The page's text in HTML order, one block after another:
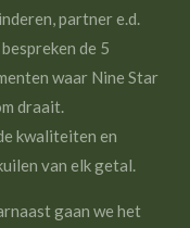
partner e.d.
de 5
waar Nine Star
draait.
kwaliteiten en
van elk getal.
gaan we het